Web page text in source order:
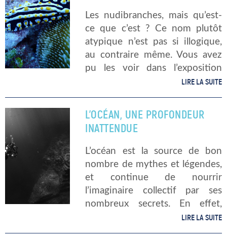
Les nudibranches, mais qu’est-
ce que c’est ? Ce nom plutôt
atypique n’est pas si illogique,
au contraire même. Vous avez
pu les voir dans l’exposition
« Sous les mers » de National
Bordeaux. Aujourd’hui, pour
vous familiariser avec […]
LIRE LA SUITE
L’OCÉAN, UNE PROFONDEUR
INATTENDUE
L’océan est la source de bon
nombre de mythes et légendes,
et continue de nourrir
l’imaginaire collectif par ses
nombreux secrets. En effet,
nous n’avons pas encore
LIRE LA SUITE